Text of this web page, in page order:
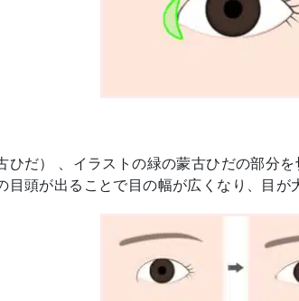
だ） 、イラストの緑の蒙古ひだの部分を
頭が出ることで目の幅が広くなり、目が